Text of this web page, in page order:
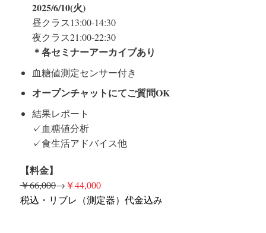
2025/6/10(火)
昼クラス13:00-14:30
夜クラス21:00-22:30
＊各セミナーアーカイブあり
血糖値測定センサー付き
オープンチャットにてご質問OK
結果レポート
✓血糖値分析
✓食生活アドバイス他
【料金】
￥66,000→ ￥44,000
税込・リブレ（測定器）代金込み